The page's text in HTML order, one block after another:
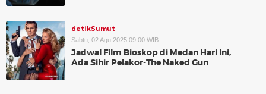
detikSumut
Sabtu, 02 Agu 2025 09:00 WIB
Jadwal Film Bioskop di Medan Hari Ini,
Ada Sihir Pelakor-The Naked Gun